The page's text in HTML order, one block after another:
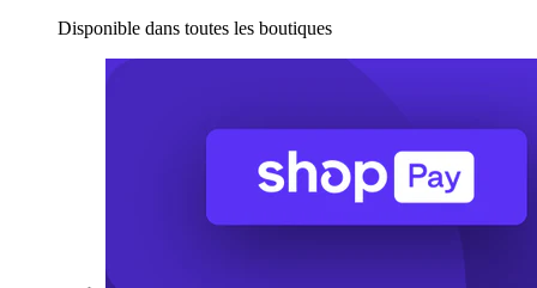
Disponible dans toutes les boutiques